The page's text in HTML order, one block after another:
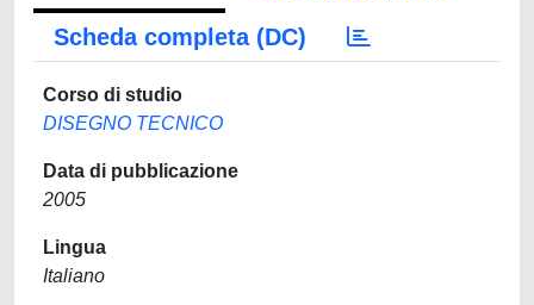
Scheda completa (DC)
Corso di studio
DISEGNO TECNICO
Data di pubblicazione
2005
Lingua
Italiano